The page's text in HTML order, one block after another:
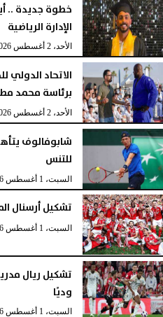
خطوة جديدة ..
الإدارة الرياضية
الأحد، 2 أغسطس 2026
الاتحاد الدولي
برئاسة محمد
الأحد، 2 أغسطس 2026
شابوفالوف
للتنس
السبت، 1 أغسطس 2026
تشكيل أرسنال
السبت، 1 أغسطس 2026
تشكيل ريال
وديًا
السبت، 1 أغسطس 2026